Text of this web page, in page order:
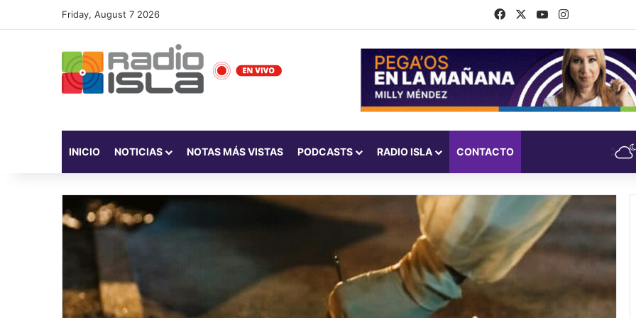
Friday, August 7 2026 FacebookYouTubeInstagram
INICIO NOTICIAS NOTAS MÁS VISTAS PODCASTS RADIO ISLA CONTACTO